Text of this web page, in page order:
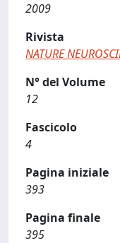
2009
Rivista
NATURE
N° del Volume
12
Fascicolo
4
Pagina iniziale
393
Pagina finale
395